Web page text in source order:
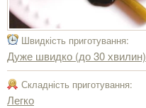
Швидкість приготування:
Дуже швидко (до 30 хвилин)
Складність приготування:
Легко